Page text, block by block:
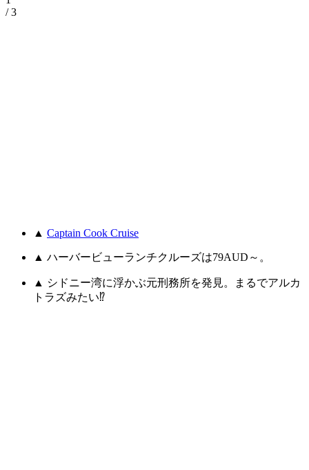
/ 3
▲ Captain Cook Cruise
▲ ハーバービューランチクルーズは79AUD～。
▲ シドニー湾に浮かぶ元刑務所を発見。まるでアルカ
トラズみたい⁉